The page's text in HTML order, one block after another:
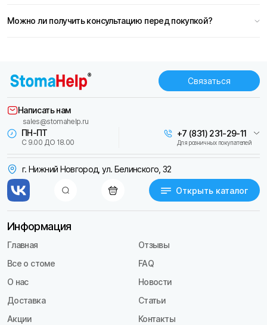
Можно ли получить консультацию перед покупкой?
Связаться
г. Нижний Новгород, ул. Белинского, 32
Открыть каталог
ПН-ПТ
С 9.00 ДО 18.00
+7 (831) 231-29-11
Для розничных покупателей
Написать нам
sales@stomahelp.ru
Информация
Главная
Все о стоме
О нас
Доставка
Акции
Отзывы
FAQ
Новости
Статьи
Контакты